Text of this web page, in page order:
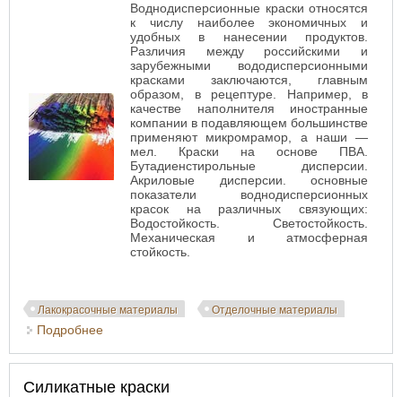
Воднодисперсионные краски относятся
к числу наиболее экономичных и
удобных в нанесении продуктов.
Различия между российскими и
зарубежными вододисперсионными
красками заключаются, главным
образом, в рецептуре. Например, в
качестве наполнителя иностранные
компании в подавляющем большинстве
применяют микромрамор, а наши —
мел. Краски на основе ПВА.
Бутадиенстирольные дисперсии.
Акриловые дисперсии. основные
показатели воднодисперсионных
красок на различных связующих:
Водостойкость. Светостойкость.
Механическая и атмосферная
стойкость.
Лакокрасочные материалы Отделочные материалы
Подробнее
Силикатные краски